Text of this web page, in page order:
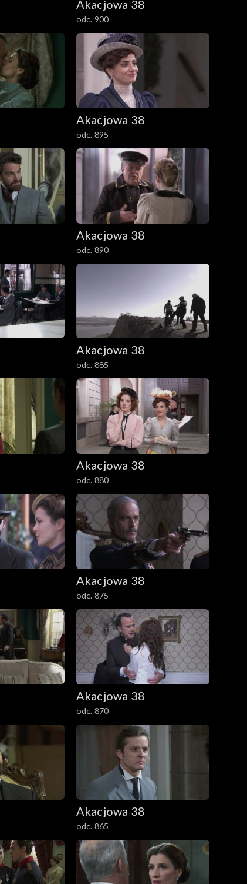
Akacjowa 38
odc. 900
Akacjowa 38
odc. 895
Akacjowa 38
odc. 890
Akacjowa 38
odc. 885
Akacjowa 38
odc. 880
Akacjowa 38
odc. 875
Akacjowa 38
odc. 870
Akacjowa 38
odc. 865